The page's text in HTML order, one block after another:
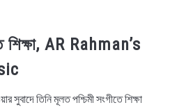
AR Rahman’s
সুবাদে তিনি মূলত পশ্চিমী সংগীতে শিক্ষা